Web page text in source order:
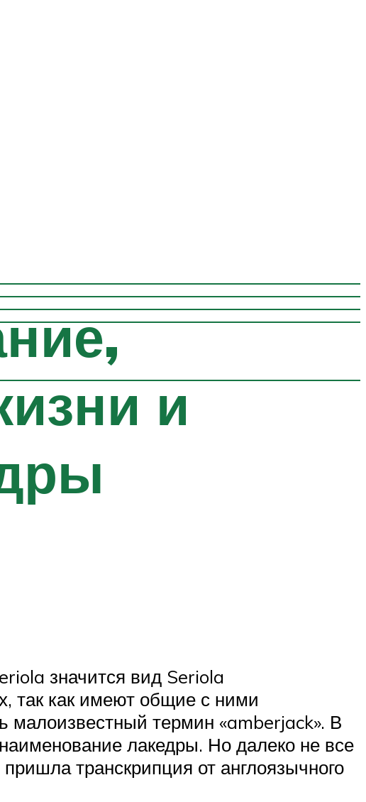
и
значится вид Seriola
так как имеют общие с ними
малоизвестный термин «amberjack». В
лакедры. Но далеко не все
транскрипция от англоязычного